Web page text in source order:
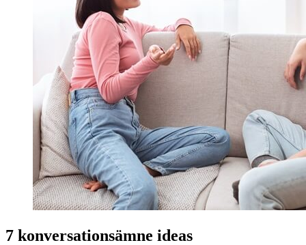
7 konversationsämne ideas